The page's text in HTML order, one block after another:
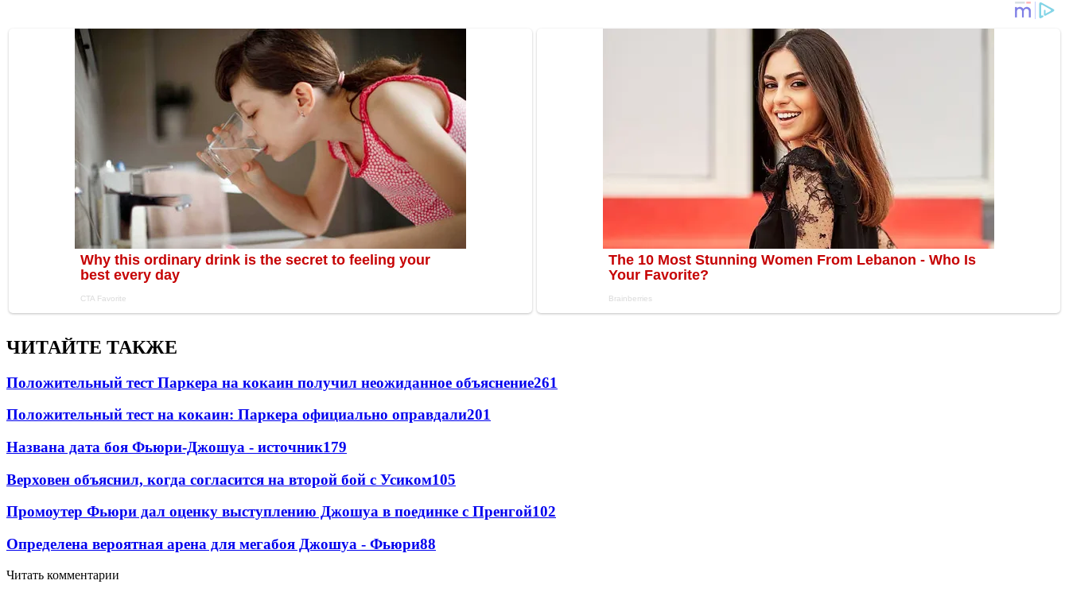
ЧИТАЙТЕ ТАКЖЕ
Положительный тест Паркера на кокаин получил неожиданное объяснение261
Положительный тест на кокаин: Паркера официально оправдали201
Названа дата боя Фьюри-Джошуа - источник179
Верховен объяснил, когда согласится на второй бой с Усиком105
Промоутер Фьюри дал оценку выступлению Джошуа в поединке с Пренгой102
Определена вероятная арена для мегабоя Джошуа - Фьюри88
Читать комментарии